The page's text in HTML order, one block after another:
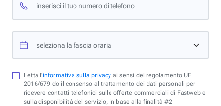
inserisci il tuo numero di telefono
seleziona la fascia oraria
Letta l'informativa sulla privacy ai sensi del regolamento UE
2016/679 do il consenso al trattamento dei dati personali per
ricevere contatti telefonici sulle offerte commerciali di Fastweb e
sulla disponibilità del servizio, in base alla finalità #2